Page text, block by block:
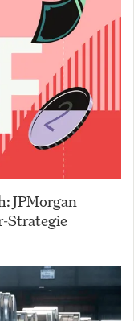
JPMorgan
Strategie